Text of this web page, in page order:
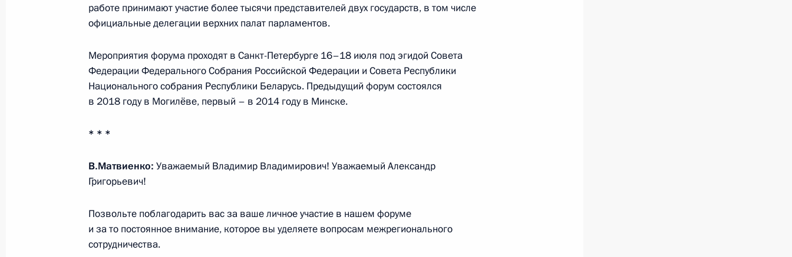
23 июля 2019 года, вторник
Встреча с врио главы Кабардино-Балкарии Казбеком Коковым
23 июля 2019 года, 13:50 Москва, Кремль
4
22 июля 2019 года, понедельник
22 июля 2019 года, 14:00
19 июля 2019 года, пятница
работе принимают участие более тысячи представителей двух государств, в том числе
официальные делегации верхних палат парламентов.
Мероприятия форума проходят в Санкт-Петербурге 16–18 июля под эгидой Совета
Федерации Федерального Собрания Российской Федерации и Совета Республики
Национального собрания Республики Беларусь. Предыдущий форум состоялся
в 2018 году в Могилёве, первый – в 2014 году в Минске.
* * *
В.Матвиенко: Уважаемый Владимир Владимирович! Уважаемый Александр
Григорьевич!
Позвольте поблагодарить вас за ваше личное участие в нашем форуме
и за то постоянное внимание, которое вы уделяете вопросам межрегионального
сотрудничества.